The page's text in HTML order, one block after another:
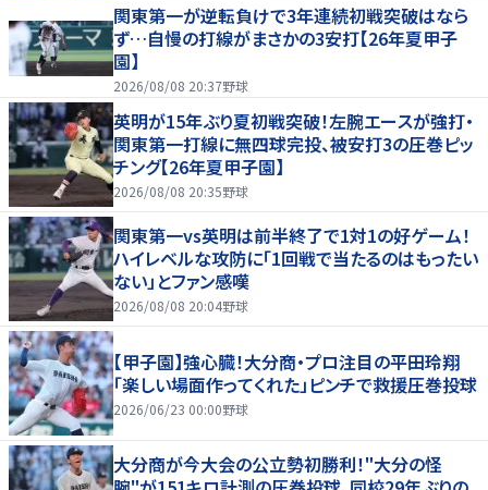
関東第一が逆転負けで3年連続初戦突破はなら
ず…自慢の打線がまさかの3安打【26年夏甲子
園】
2026/08/08 20:37野球
英明が15年ぶり夏初戦突破！左腕エースが強打・
関東第一打線に無四球完投、被安打3の圧巻ピッ
チング【26年夏甲子園】
2026/08/08 20:35野球
関東第一vs英明は前半終了で1対1の好ゲーム！
ハイレベルな攻防に「1回戦で当たるのはもったい
ない」とファン感嘆
2026/08/08 20:04野球
【甲子園】強心臓！大分商・プロ注目の平田玲翔
「楽しい場面作ってくれた」ピンチで救援圧巻投球
2026/06/23 00:00野球
大分商が今大会の公立勢初勝利！"大分の怪